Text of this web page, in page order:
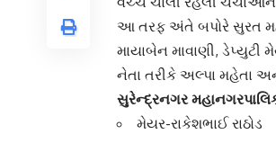
આ તરફ અંતે બપોરે સુરત
માયાબેન માવાણી, ડેપ્યુટી
નેતા તરીકે અલ્પા મહેતા
સુરેન્દ્રનગર
મેયર-રાકેશભાઈ રાઠોડ